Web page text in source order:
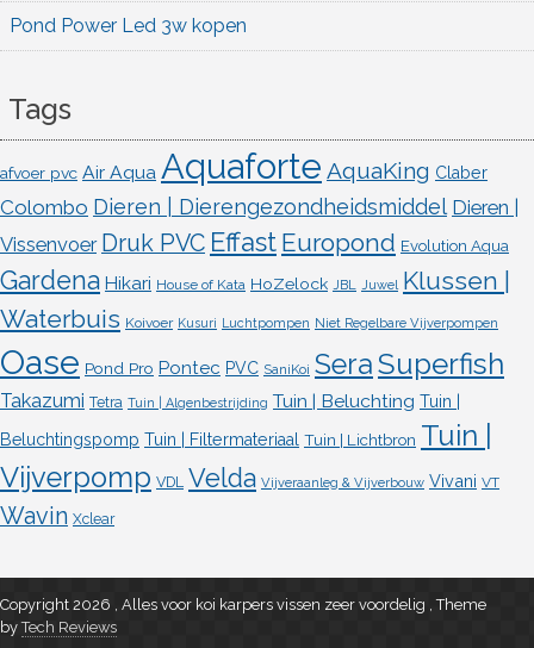
Pond Power Led 3w kopen
Tags
afvoer pvc Air Aqua Aquaforte AquaKing Claber
Colombo Dieren | Dierengezondheidsmiddel Dieren |
Vissenvoer Druk PVC Effast Europond Evolution Aqua
Gardena Hikari House of Kata HoZelock JBL Juwel Klussen |
Waterbuis Koivoer Kusuri Luchtpompen Niet Regelbare Vijverpompen
Oase Pond Pro Pontec PVC SaniKoi SeraSuperfish
Takazumi Tetra Tuin | Algenbestrijding Tuin | Beluchting Tuin |
Beluchtingspomp Tuin | Filtermateriaal Tuin | Lichtbron Tuin |
Vijverpomp VDL Velda Vijveraanleg & Vijverbouw Vivani VT
Wavin Xclear
Copyright 2026 , Alles voor koi karpers vissen zeer voordelig ,Theme
byTech Reviews